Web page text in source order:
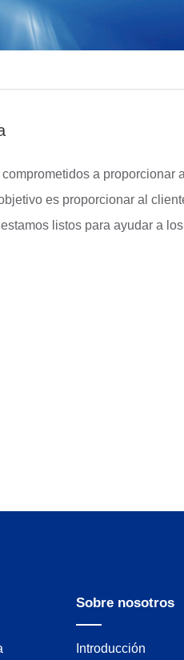
comprometidos a
es proporcionar al
listos para ayudar a
Sobre nosotros
Introducción